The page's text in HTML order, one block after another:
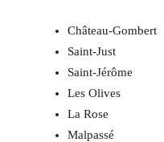
Château-Gombert
Saint-Just
Saint-Jérôme
Les Olives
La Rose
Malpassé